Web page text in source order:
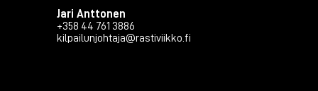
Jari Anttonen
+358 44 761 3886
kilpailunjohtaja@rastiviikko.fi